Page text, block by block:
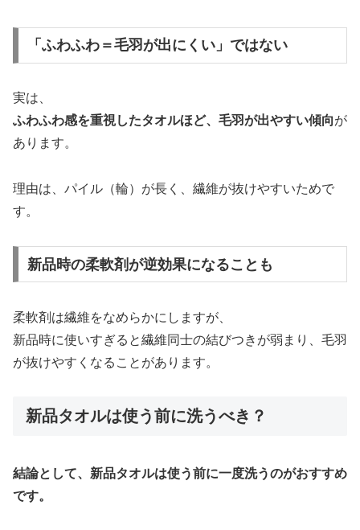
「ふわふわ＝毛羽が出にくい」ではない
実は、
ふわふわ感を重視したタオルほど、毛羽が出やすい傾向が
あります。
理由は、パイル（輪）が長く、繊維が抜けやすいためで
す。
新品時の柔軟剤が逆効果になることも
柔軟剤は繊維をなめらかにしますが、
新品時に使いすぎると繊維同士の結びつきが弱まり、毛羽
が抜けやすくなることがあります。
新品タオルは使う前に洗うべき？
結論として、新品タオルは使う前に一度洗うのがおすすめ
です。